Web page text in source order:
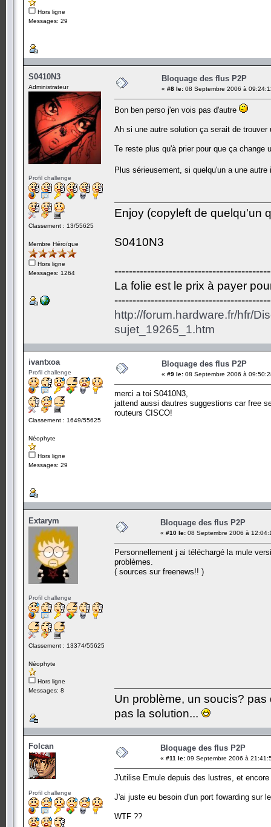
Hors ligne
Messages: 29
S0410N3
Administrateur
Profil challenge
Classement : 13/55625
Membre Héroïque
Hors ligne
Messages: 1264
Bloquage des flus P2P
« #8 le: 08 Septembre 2006 à
Bon ben perso j'en vois pas d'autre
Ah si une autre solution ça serait de
Te reste plus qu'à prier pour que ça change
Plus sérieusement, si quelqu'un a une
Enjoy (copyleft de quelqu'un
S0410N3
La folie est le prix à payer
http://forum.hardware.fr/hfr/
sujet_19265_1.htm
ivantxoa
Profil challenge
Classement : 1649/55625
Néophyte
Hors ligne
Messages: 29
Bloquage des flus P2P
« #9 le: 08 Septembre 2006 à
merci a toi S0410N3,
jattend aussi dautres suggestions car free
routeurs CISCO!
Extarym
Profil challenge
Classement : 13374/55625
Néophyte
Hors ligne
Messages: 8
Bloquage des flus P2P
« #10 le: 08 Septembre 2006 à
Personnellement j ai téléchargé la mule
problèmes.
( sources sur freenews!! )
Un problème, un soucis?
pas la solution...
Folcan
Profil challenge
Bloquage des flus P2P
« #11 le: 09 Septembre 2006 à
J'utilise Emule depuis des lustres, et
J'ai juste eu besoin d'un port fowarding sur
WTF ??